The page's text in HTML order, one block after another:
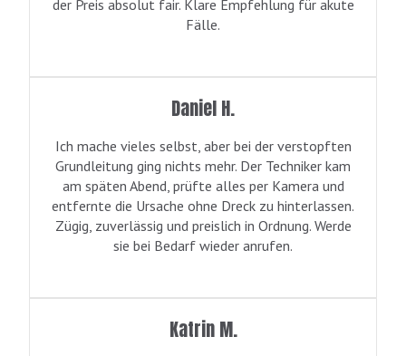
der Preis absolut fair. Klare Empfehlung für akute
Fälle.
Daniel H.
Ich mache vieles selbst, aber bei der verstopften
Grundleitung ging nichts mehr. Der Techniker kam
am späten Abend, prüfte alles per Kamera und
entfernte die Ursache ohne Dreck zu hinterlassen.
Zügig, zuverlässig und preislich in Ordnung. Werde
sie bei Bedarf wieder anrufen.
Katrin M.